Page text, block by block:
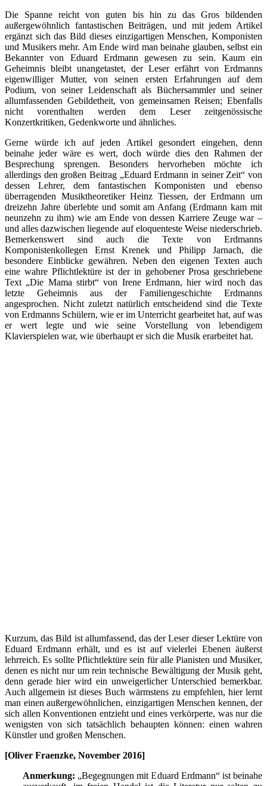
Die Spanne reicht von guten bis hin zu das Gros bildenden
außergewöhnlich fantastischen Beiträgen, und mit jedem Artikel
ergänzt sich das Bild dieses einzigartigen Menschen, Komponisten
und Musikers mehr. Am Ende wird man beinahe glauben, selbst ein
Bekannter von Eduard Erdmann gewesen zu sein. Kaum ein
Geheimnis bleibt unangetastet, der Leser erfährt von Erdmanns
eigenwilliger Mutter, von seinen ersten Erfahrungen auf dem
Podium, von seiner Leidenschaft als Büchersammler und seiner
allumfassenden Gebildetheit, von gemeinsamen Reisen; Ebenfalls
nicht vorenthalten werden dem Leser zeitgenössische
Konzertkritiken, Gedenkworte und ähnliches.
Gerne würde ich auf jeden Artikel gesondert eingehen, denn
beinahe jeder wäre es wert, doch würde dies den Rahmen der
Besprechung sprengen. Besonders hervorheben möchte ich
allerdings den großen Beitrag „Eduard Erdmann in seiner Zeit“ von
dessen Lehrer, dem fantastischen Komponisten und ebenso
überragenden Musiktheoretiker Heinz Tiessen, der Erdmann um
dreizehn Jahre überlebte und somit am Anfang (Erdmann kam mit
neunzehn zu ihm) wie am Ende von dessen Karriere Zeuge war –
und alles dazwischen liegende auf eloquenteste Weise niederschrieb.
Bemerkenswert sind auch die Texte von Erdmanns
Komponistenkollegen Ernst Krenek und Philipp Jarnach, die
besondere Einblicke gewähren. Neben den eigenen Texten auch
eine wahre Pflichtlektüre ist der in gehobener Prosa geschriebene
Text „Die Mama stirbt“ von Irene Erdmann, hier wird noch das
letzte Geheimnis aus der Familiengeschichte Erdmanns
angesprochen. Nicht zuletzt natürlich entscheidend sind die Texte
von Erdmanns Schülern, wie er im Unterricht gearbeitet hat, auf was
er wert legte und wie seine Vorstellung von lebendigem
Klavierspielen war, wie überhaupt er sich die Musik erarbeitet hat.
Kurzum, das Bild ist allumfassend, das der Leser dieser Lektüre von
Eduard Erdmann erhält, und es ist auf vielerlei Ebenen äußerst
lehrreich. Es sollte Pflichtlektüre sein für alle Pianisten und Musiker,
denen es nicht nur um rein technische Bewältigung der Musik geht,
denn gerade hier wird ein unweigerlicher Unterschied bemerkbar.
Auch allgemein ist dieses Buch wärmstens zu empfehlen, hier lernt
man einen außergewöhnlichen, einzigartigen Menschen kennen, der
sich allen Konventionen entzieht und eines verkörperte, was nur die
wenigsten von sich tatsächlich behaupten können: einen wahren
Künstler und großen Menschen.
[Oliver Fraenzke, November 2016]
Anmerkung: „Begegnungen mit Eduard Erdmann“ ist beinahe